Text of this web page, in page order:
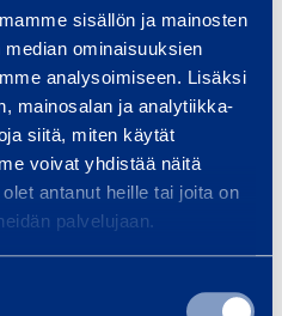
sisällön ja mainosten
ominaisuuksien
analysoimiseen. Lisäksi
mainosalan ja analytiikka-
siitä, miten käytät
voivat yhdistää näitä
antanut heille tai joita on
palvelujaan.